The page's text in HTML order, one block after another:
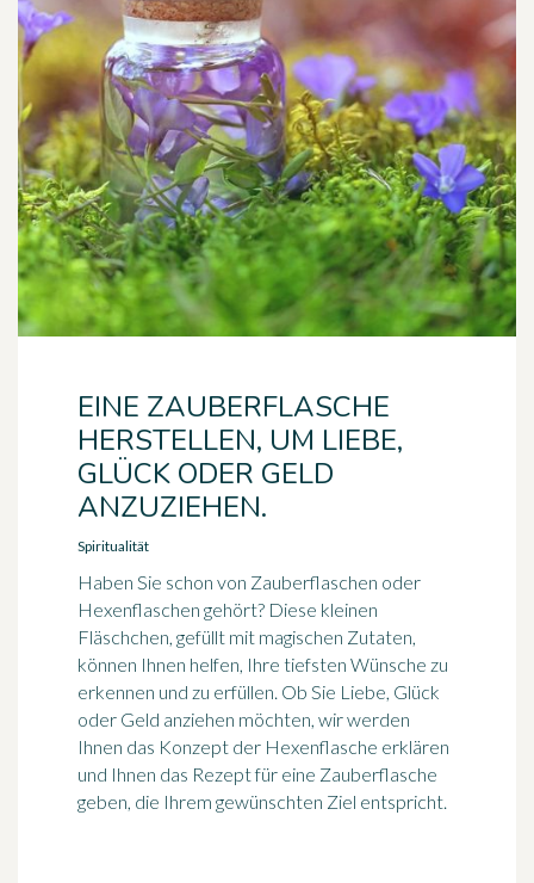
EINE ZAUBERFLASCHE
HERSTELLEN, UM LIEBE,
GLÜCK ODER GELD
ANZUZIEHEN.
Spiritualität
Haben Sie schon von Zauberflaschen oder
Hexenflaschen gehört? Diese kleinen
Fläschchen, gefüllt mit magischen Zutaten,
können Ihnen helfen, Ihre tiefsten Wünsche zu
erkennen und zu erfüllen. Ob Sie Liebe, Glück
oder Geld anziehen möchten, wir werden
Ihnen das Konzept der Hexenflasche erklären
und Ihnen das Rezept für eine Zauberflasche
geben, die Ihrem gewünschten Ziel entspricht.